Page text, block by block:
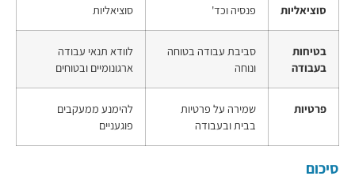
סוציאליות
פנסיה וכד'
סוציאליות
בטיחות
בעבודה
סביבת עבודה בטוחה
ונוחה
לוודא תנאי עבודה
ארגונומיים ובטוחים
פרטיות
שמירה על פרטיות
בבית ובעבודה
להימנע ממעקבים
פוגעניים
סיכום